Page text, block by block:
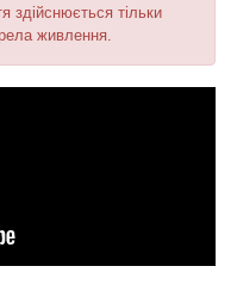
здійснюється тільки
живлення.